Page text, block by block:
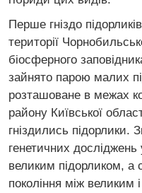
Перше гніздо
території
біосферного
зайнято парою малих
розташоване в межах
району Київської
гніздились підорлики.
генетичних
великим підорликом, а
покоління між великим